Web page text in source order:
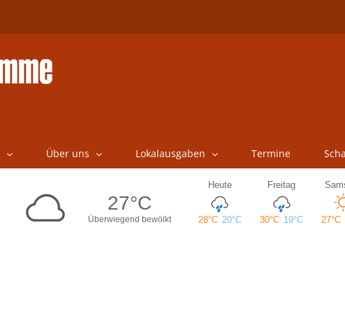
Über uns Lokalausgaben Termine